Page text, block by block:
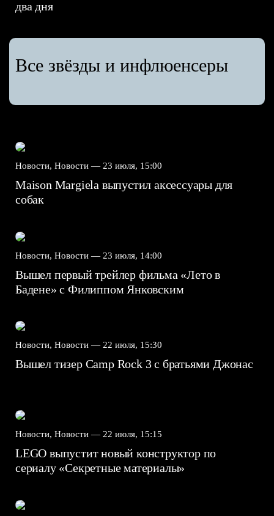
два дня
Все звёзды и инфлюенсеры
Новости, Новости — 23 июля, 15:00
Maison Margiela выпустил аксессуары для
собак
Новости, Новости — 23 июля, 14:00
Вышел первый трейлер фильма «Лето в
Бадене» с Филиппом Янковским
Новости, Новости — 22 июля, 15:30
Вышел тизер Camp Rock 3 с братьями Джонас
Новости, Новости — 22 июля, 15:15
LEGO выпустит новый конструктор по
сериалу «Секретные материалы»